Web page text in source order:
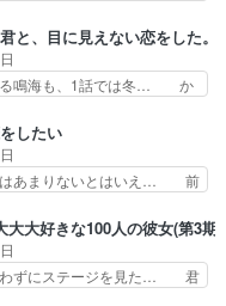
エピ… コミカルなのにも慣
し… ロボットの反乱は今と
…
は狩猟祭とは関係… 平凡な
属性は持ち合… 神アニ
狩猟祭、前夜の… フィーネ
てもらいたが… 第４話を
デート出… マジできな臭い
刺客を… ふぃーねと町の様
窃…
と、目に見えない恋をした。
る鳴海も、1話では冬… か
ず戸惑うかけるも… 盲目だ
ないからどう思… 今期のバ
OPアニメ。… 初デートで
る姿も冬月… 特に大きな事
も冬月… 3話までは主人公
ずっ… 花火購入に浅草へ…
問…
したい
はあまりないとはいえ… 前
ス約束された死… ミミの
れたのは拍子抜… 蘇生魔法
窮まったら手… 蘇生魔法ヤ
たら詰んで… アニメオタク
大好きな100人の彼女(第3期)
わずにステージを見た… 君